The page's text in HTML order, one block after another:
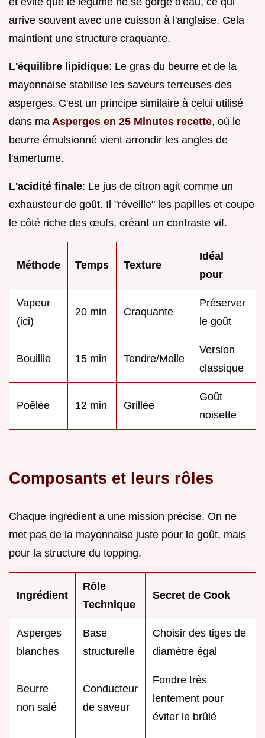
arrive souvent avec une cuisson à l'anglaise. Cela
maintient une structure craquante.
L'équilibre lipidique: Le gras du beurre et de la
mayonnaise stabilise les saveurs terreuses des
asperges. C'est un principe similaire à celui utilisé
dans ma Asperges en 25 Minutes recette, où le
beurre émulsionné vient arrondir les angles de
l'amertume.
L'acidité finale: Le jus de citron agit comme un
exhausteur de goût. Il "réveille" les papilles et coupe
le côté riche des œufs, créant un contraste vif.
Méthode Temps Texture
Idéal
pour
Vapeur
(ici)
20 min Craquante
Préserver
le goût
Bouillie 15 min Tendre/Molle
Version
classique
Poêlée 12 min Grillée
Goût
noisette
Composants et leurs rôles
Chaque ingrédient a une mission précise. On ne
met pas de la mayonnaise juste pour le goût, mais
pour la structure du topping.
Ingrédient
Rôle
Technique
Secret de Cook
Asperges
blanches
Base
structurelle
Choisir des tiges de
diamètre égal
Beurre
non salé
Conducteur
de saveur
Fondre très
lentement pour
éviter le brûlé